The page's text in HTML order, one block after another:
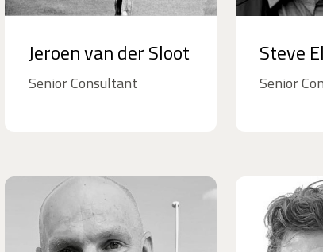
Jeroen van der Sloot
Senior Consultant
Steve
Senior